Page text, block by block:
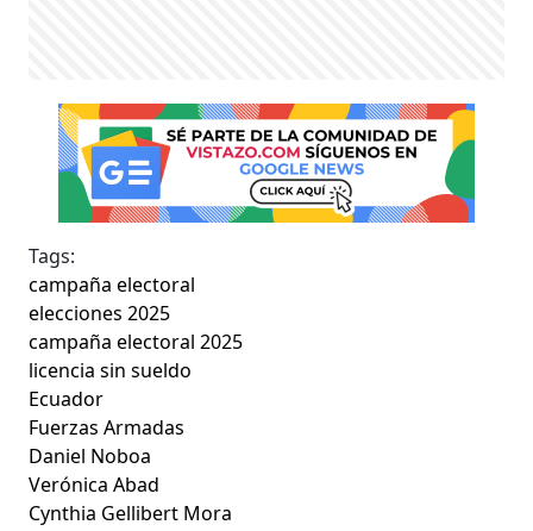
Tags:
campaña electoral
elecciones 2025
campaña electoral 2025
licencia sin sueldo
Ecuador
Fuerzas Armadas
Daniel Noboa
Verónica Abad
Cynthia Gellibert Mora